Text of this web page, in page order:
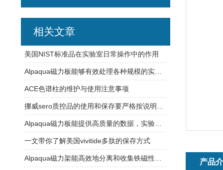
产品
相关文章
美国NIST标准品在实验室日常操作中的作用
ACE色谱柱的维护与使用注意事项
一文带你了解美国vivitide多肽的保存方式